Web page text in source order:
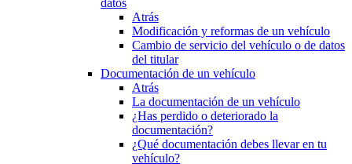
datos
Atrás
Modificación y reformas de un vehículo
Cambio de servicio del vehículo o de datos
del titular
Documentación de un vehículo
Atrás
La documentación de un vehículo
¿Has perdido o deteriorado la
documentación?
¿Qué documentación debes llevar en tu
vehículo?